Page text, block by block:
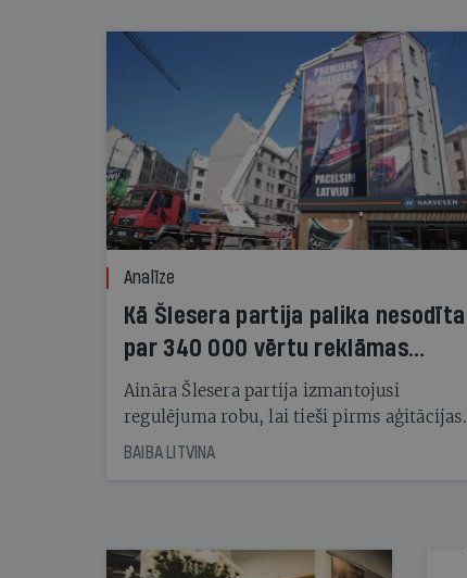
Analīze
Kā Šlesera partija palika nesodīta
par 340 000 vērtu reklāmas
kampaņu
Aināra Šlesera partija izmantojusi
regulējuma robu, lai tieši pirms aģitācijas
starta izreklamētos par summu, kas
BAIBA LITVINA